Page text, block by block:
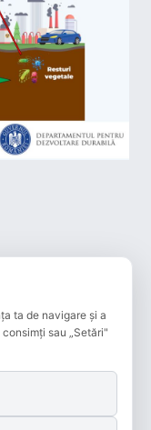
ta de navigare și a
sau „Setări"